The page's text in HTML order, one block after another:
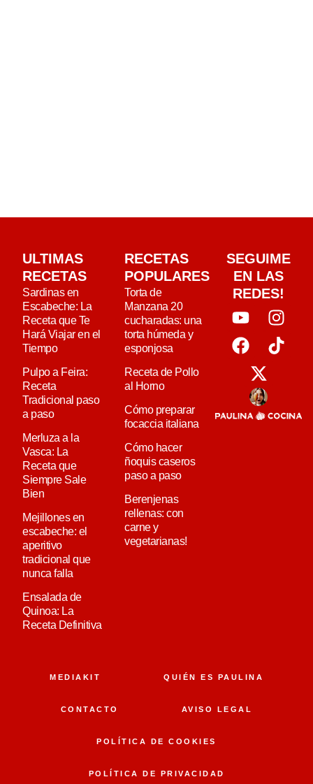
ULTIMAS
RECETAS
Sardinas en
Escabeche: La
Receta que Te
Hará Viajar en el
Tiempo
Pulpo a Feira:
Receta
Tradicional paso
a paso
Merluza a la
Vasca: La
Receta que
Siempre Sale
Bien
Mejillones en
escabeche: el
aperitivo
tradicional que
nunca falla
Ensalada de
Quinoa: La
Receta Definitiva
RECETAS
POPULARES
Torta de
Manzana 20
cucharadas: una
torta húmeda y
esponjosa
Receta de Pollo
al Horno
Cómo preparar
focaccia italiana
Cómo hacer
ñoquis caseros
paso a paso
Berenjenas
rellenas: con
carne y
vegetarianas!
SEGUIME
EN LAS
REDES!
MEDIAKIT QUIÉN ES PAULINA
CONTACTO AVISO LEGAL
POLÍTICA DE COOKIES
POLÍTICA DE PRIVACIDAD